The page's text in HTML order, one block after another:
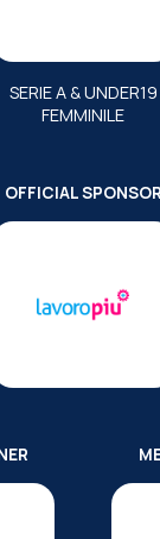
SERIE A & UNDER19
FEMMINILE
OFFICIAL SPONSOR